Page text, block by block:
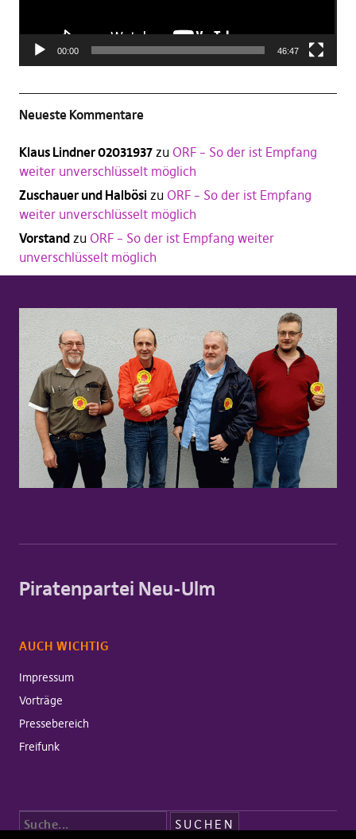
00:00 46:47
Neueste Kommentare
Klaus Lindner 02031937zu ORF – So der ist Empfang
weiter unverschlüsselt möglich
Zuschauer und Halbösi zu ORF – So der ist Empfang
weiter unverschlüsselt möglich
Vorstandzu ORF – So der ist Empfang weiter
unverschlüsselt möglich
Piratenpartei Neu-Ulm
AUCH WICHTIG
Impressum
Vorträge
Pressebereich
Freifunk